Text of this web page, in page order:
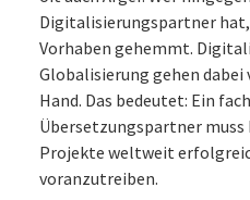
Digitalisierungspartner
Vorhaben gehemmt.
Globalisierung gehen
Hand. Das bedeutet: Ein
Übersetzungspartner muss
Projekte weltweit
voranzutreiben.